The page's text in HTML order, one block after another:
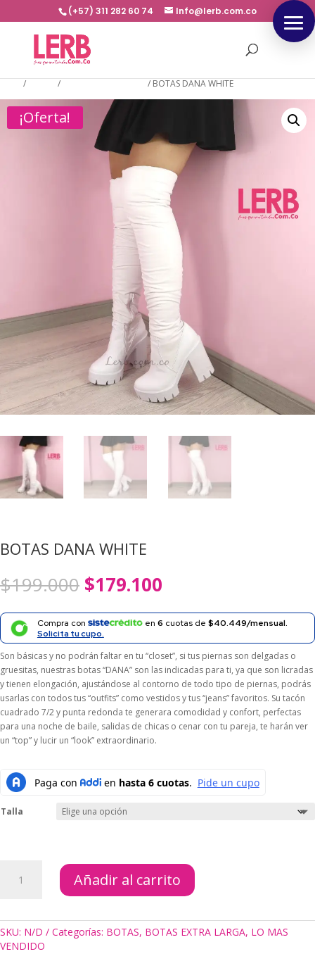
(+57) 311 282 60 74 Info@lerb.com.co
/ / / BOTAS DANA WHITE
¡Oferta!
BOTAS DANA WHITE
$199.000 El
precio
original
era:
$199.000.
$179.100
actual
es:
$179.100.
Compra con en 6 cuotas de $40.449/mensual.
Solicita tu cupo.
Son básicas y no podrán faltar en tu “closet”, si tus piernas son delgadas o
gruesitas, nuestras botas “DANA” son las indicadas para ti, ya que son licradas
y tienen elongación, ajustándose al contorno de todo tipo de piernas, podrás
usarlas con todos tus “outfits” como vestidos y tus “jeans” favoritos. Su tacón
cuadrado 7/2 y punta redonda te generara comodidad y confort, perfectas
para una noche de baile, salidas de chicas o cenar con tu pareja, te harán ver
un “top” y lucir un “look” extraordinario.
Talla
DANA
Añadir al carrito
SKU: N/D Categorías: BOTAS, BOTAS EXTRA LARGA, LO MAS
VENDIDO